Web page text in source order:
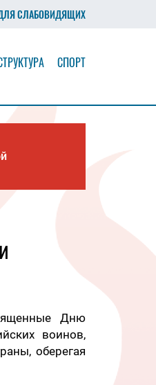
СЛАБОВИДЯЩИХ
СПОРТ
Дню
воинов,
оберегая